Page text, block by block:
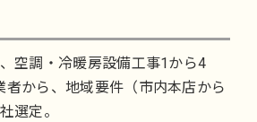
空調・冷暖房設備工事1から4
者から、地域要件（市内本店から
選定。